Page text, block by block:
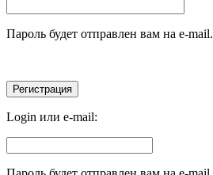
Пароль будет отправлен вам на e-mail.
Login или e-mail: